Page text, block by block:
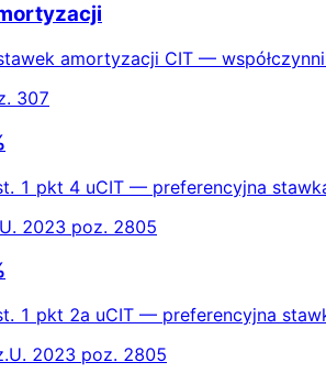
amortyzacji CIT —
307
1 pkt 4 uCIT — preferencyjna
2023 poz. 2805
1 pkt 2a uCIT — preferencyjna
2023 poz. 2805